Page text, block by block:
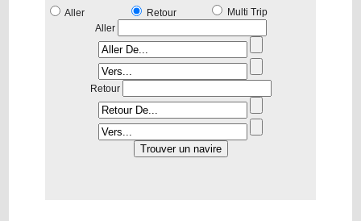
Aller Retour
Multi Trip
Aller
Retour